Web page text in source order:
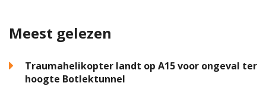
Meest gelezen
Traumahelikopter landt op A15 voor ongeval ter
hoogte Botlektunnel